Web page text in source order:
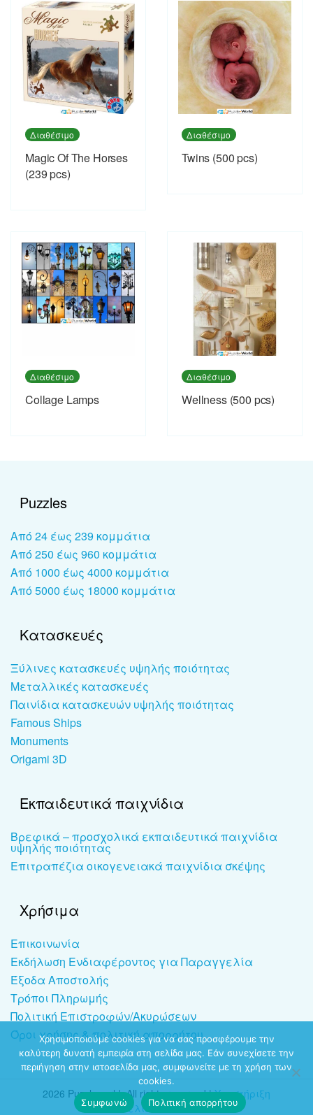
Διαθέσιμο
Magic Of The Horses
(239 pcs)
Διαθέσιμο
Twins (500 pcs)
Διαθέσιμο
Collage Lamps
Διαθέσιμο
Wellness (500 pcs)
Puzzles
Από 24 έως 239 κομμάτια
Από 250 έως 960 κομμάτια
Από 1000 έως 4000 κομμάτια
Από 5000 έως 18000 κομμάτια
Κατασκευές
Ξύλινες κατασκευές υψηλής ποιότητας
Μεταλλικές κατασκευές
Παινίδια κατασκευών υψηλής ποιότητας
Famous Ships
Monuments
Origami 3D
Εκπαιδευτικά παιχνίδια
Βρεφικά – προσχολικά εκπαιδευτικά παιχνίδια
υψηλής ποιότητας
Επιτραπέζια οικογενειακά παιχνίδια σκέψης
Χρήσιμα
Επικοινωνία
Εκδήλωση Ενδιαφέροντος για Παραγγελία
Έξοδα Αποστολής
Τρόποι Πληρωμής
Πολιτική Επιστροφών/Ακυρώσεων
Όροι χρήσης & πολιτική απορρήτου
2026 Puzzleworld. All rights reserved |Υποστήριξη
ιστοσελίδων-dezitech.
Χρησιμοποιούμε cookies για να σας προσφέρουμε την
καλύτερη δυνατή εμπειρία στη σελίδα μας. Εάν συνεχίσετε την
περιήγηση στην ιστοσελίδα μας, συμφωνείτε με τη χρήση των
cookies.
Συμφωνώ
Πολιτική απορρήτου